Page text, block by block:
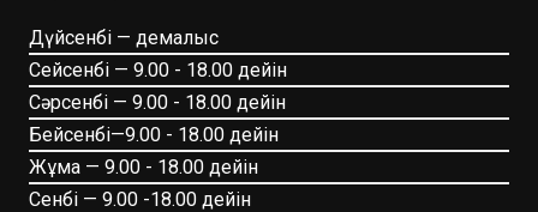
Дүйсенбі — демалыс
Сейсенбі — 9.00 - 18.00 дейін
Сәрсенбі — 9.00 - 18.00 дейін
Бейсенбі—9.00 - 18.00 дейін
Жұма — 9.00 - 18.00 дейін
Сенбі — 9.00 -18.00 дейін